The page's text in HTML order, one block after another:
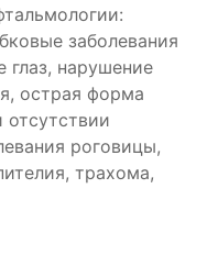
заболевания
глаз, нарушение
острая форма
отсутствии
роговицы,
трахома,